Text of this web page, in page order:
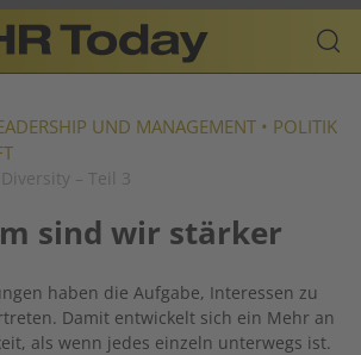
UND MANAGEMENT • POLITIK
– Teil 3
sind wir stärker
haben die Aufgabe, Interessen zu
Damit entwickelt sich ein Mehr an
als wenn jedes einzeln unterwegs ist.